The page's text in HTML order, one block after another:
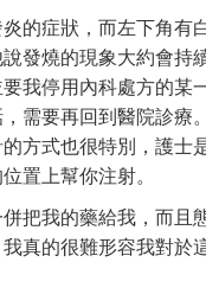
的症狀，而左下角有
發燒的現象大約會持
我停用內科處方的某
需要再回到醫院診療
方式也很特別，護士
置上幫你注射。
把我的藥給我，而且
真的很難形容我對於